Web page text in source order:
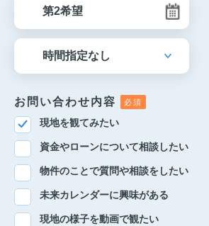
お問い合わせ内容
現地を観てみたい
資金やローンについて相談したい
物件のことで質問や相談をしたい
未来カレンダーに興味がある
現地の様子を動画で観たい